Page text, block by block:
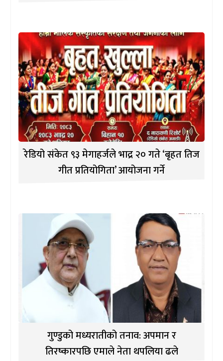
रेडियो संकेत ९३ मेगाहर्जले भाद्र २० गते ‘बृहत तिज
गीत प्रतियोगिता’ आयोजना गर्ने
गुण्डुको मध्यरातीको तनाव: अपमान र
तिरष्कारपछि एमाले नेता थपलिया ढले